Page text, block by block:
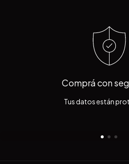
Comprá con
Tus datos están